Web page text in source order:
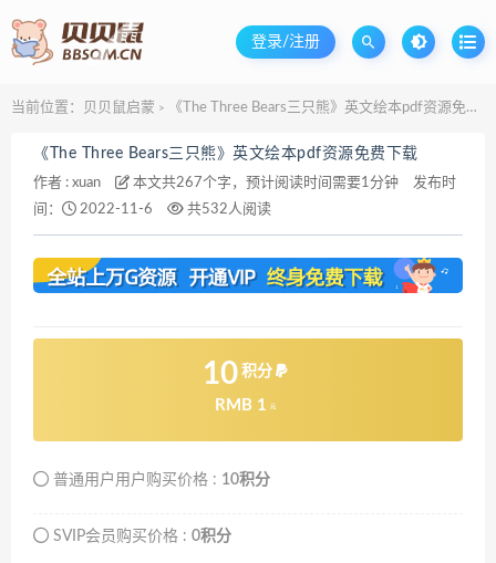
登录/注册
当前位置： 贝贝鼠启蒙 > 《The Three Bears三只熊》英文绘本pdf资源免费下载
《The Three Bears三只熊》英文绘本pdf资源免费下载
作者 : xuan 本文共267个字，预计阅读时间需要1分钟
发布时
间：
2022-11-6 共532人阅读
10 积分
RMB 1 元
普通用户用户购买价格 : 10积分
SVIP会员购买价格 : 0积分